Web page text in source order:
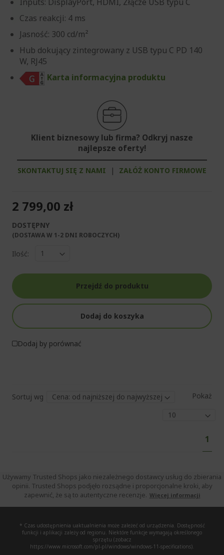
Czas reakcji: 4 ms
Jasność: 300 cd/m²
Hub dokujący zintegrowany z USB typu C PD 140
W, RJ45
Karta informacyjna produktu
Klient biznesowy lub firma? Odkryj nasze
najlepsze oferty!
SKONTAKTUJ SIĘ Z NAMI | ZAŁÓŻ KONTO FIRMOWE
2 799,00 zł
DOSTĘPNY
(DOSTAWA W 1-2 DNI ROBOCZYCH)​
Ilość:
Przejdź do produktu
Dodaj do koszyka
Dodaj by porównać
Sortuj wg Pokaż
1
Używamy Trusted Shops jako niezależnego dostawcy usług do zbierania
opinii. Trusted Shops podjęło rozsądne i proporcjonalne kroki, aby
zapewnić, że są to autentyczne recenzje. Więcej informacji
* Czas udostępnienia uaktualnienia może zależeć od urządzenia. Dostępność
funkcji i aplikacji zależy od regionu. Niektóre funkcje wymagają określonego
sprzętu (zobacz
https://www.microsoft.com/pl-pl/windows/windows-11-specifications).